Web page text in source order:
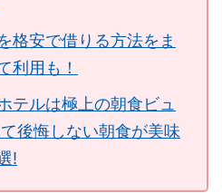
格安で借りる方法をま
利用も！
テルは極上の朝食ビュ
後悔しない朝食が美味
!